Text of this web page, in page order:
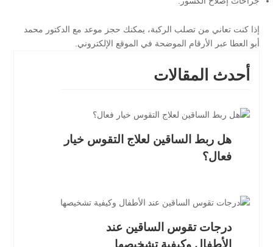
أحدث المقالات
هل ربط الساقين لعلاج التقوس خيار
فعال؟
درجات تقوس الساقين عند
الأطفال وكيفية تشخيصها
إذا كنت تعاني من تصلب الركبة، يمكنك حجز موعد مع الدكتور محمد
أبو العطا عبر الأرقام الموضحة في الموقع الإلكتروني.